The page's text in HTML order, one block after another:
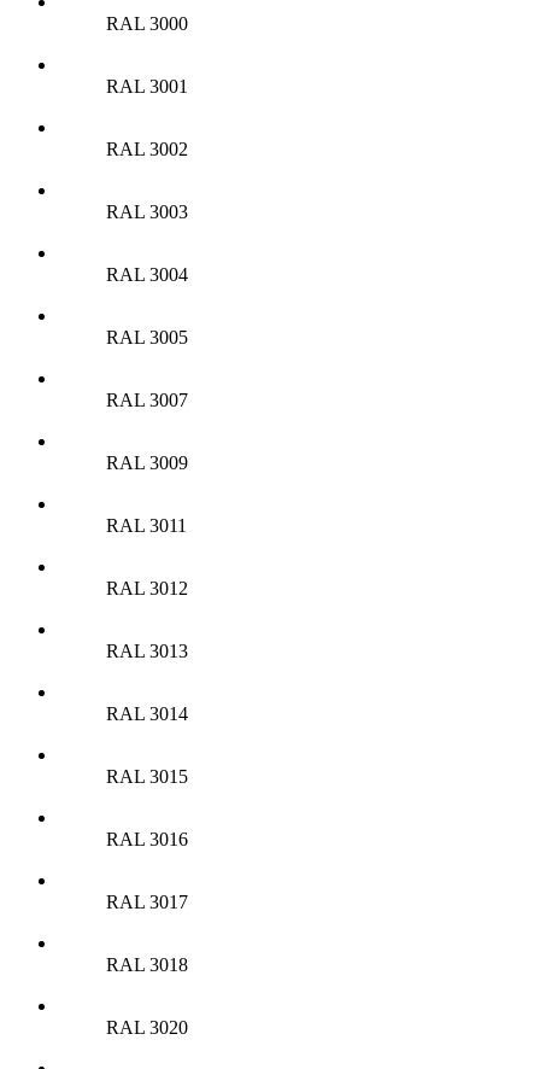
RAL 3000
RAL 3001
RAL 3002
RAL 3003
RAL 3004
RAL 3005
RAL 3007
RAL 3009
RAL 3011
RAL 3012
RAL 3013
RAL 3014
RAL 3015
RAL 3016
RAL 3017
RAL 3018
RAL 3020